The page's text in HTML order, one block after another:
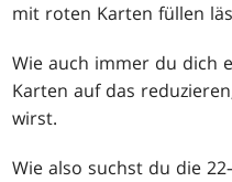
mit roten Karten füllen
Wie auch immer du dich
Karten auf das
wirst.
Wie also suchst du die